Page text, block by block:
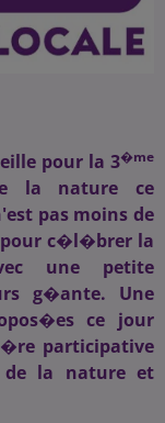
pour la 3�me
la nature ce
pas moins de
pour c�l�brer la
une petite
g�ante. Une
ce jour
participative
la nature et